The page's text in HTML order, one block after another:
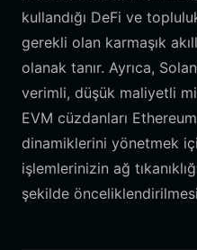
kullandığı DeFi ve
gerekli olan karmaşık
olanak tanır. Ayrıca,
verimli, düşük maliyetli
EVM cüzdanları
dinamiklerini yönetmek
işlemlerinizin ağ
şekilde